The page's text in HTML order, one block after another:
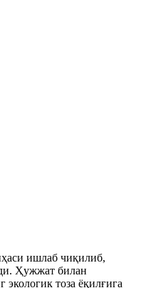
ишлаб чиқилиб,
Ҳужжат билан
тоза ёқилғига